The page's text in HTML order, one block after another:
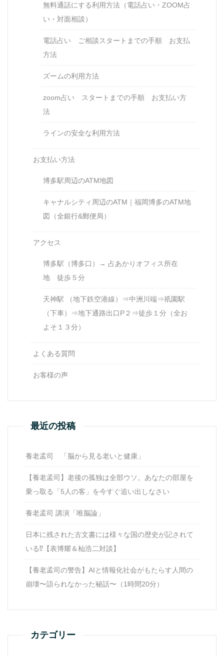
無料通話にする利用方法（電話占い・ZOOM占
い・対面相談）
電話占い ご相談スタートまでの手順 お支払
方法
ズームの利用方法
zoom占い スタートまでの手順 お支払い方
法
ラインの安全な利用方法
お支払い方法
博多駅周辺のATM地図
キャナルシティ周辺のATM｜福岡博多のATM地
図（全銀行&郵便局）
アクセス
博多駅（博多口）→ 占あかりオフィス所在
地 徒歩５分
天神駅 （地下鉄空港線）⇒中洲川端⇒祇園駅
（下車）⇒地下通路出口P２⇒徒歩１分（全お
よそ１３分）
よくある質問
お客様の声
最近の投稿
養老孟司 「脳から見る老いと健康」
【養老孟司】老後の孤独は全部ウソ。あなたの部屋を
乗っ取る「5人の客」を今すぐ追い出しなさい
養老孟司 講演「唯脳論」
日本に残された古文書には様々な国の歴史が記されて
いる⁉【表博耀＆杣浩二対談】
【養老孟司の警告】AIと情報化社会がもたらす人間の
崩壊〜語られなかった秘話〜（1時間20分）
カテゴリー